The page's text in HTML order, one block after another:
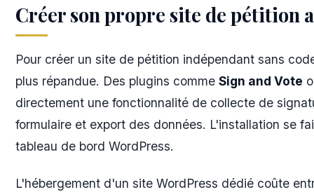
Créer son propre site de pétition
Pour créer un site de pétition indépendant sans
plus répandue. Des plugins comme Sign and Vote
directement une fonctionnalité de collecte de
formulaire et export des données. L'installation se
tableau de bord WordPress.
L'hébergement d'un site WordPress dédié coûte